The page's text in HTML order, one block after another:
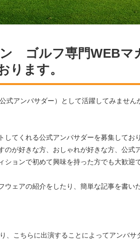
ゴルフ専門WEBマ
ります。
式アンバサダー）として活躍してみません
てくれる公式アンバサダーを募集しており
が好きな方、おしゃれが好きな方、公式
ョンで初めて興味を持った方でも大歓迎で
ェアの紹介をしたり、簡単な記事を書い
こちらに出演することによってアンバサ